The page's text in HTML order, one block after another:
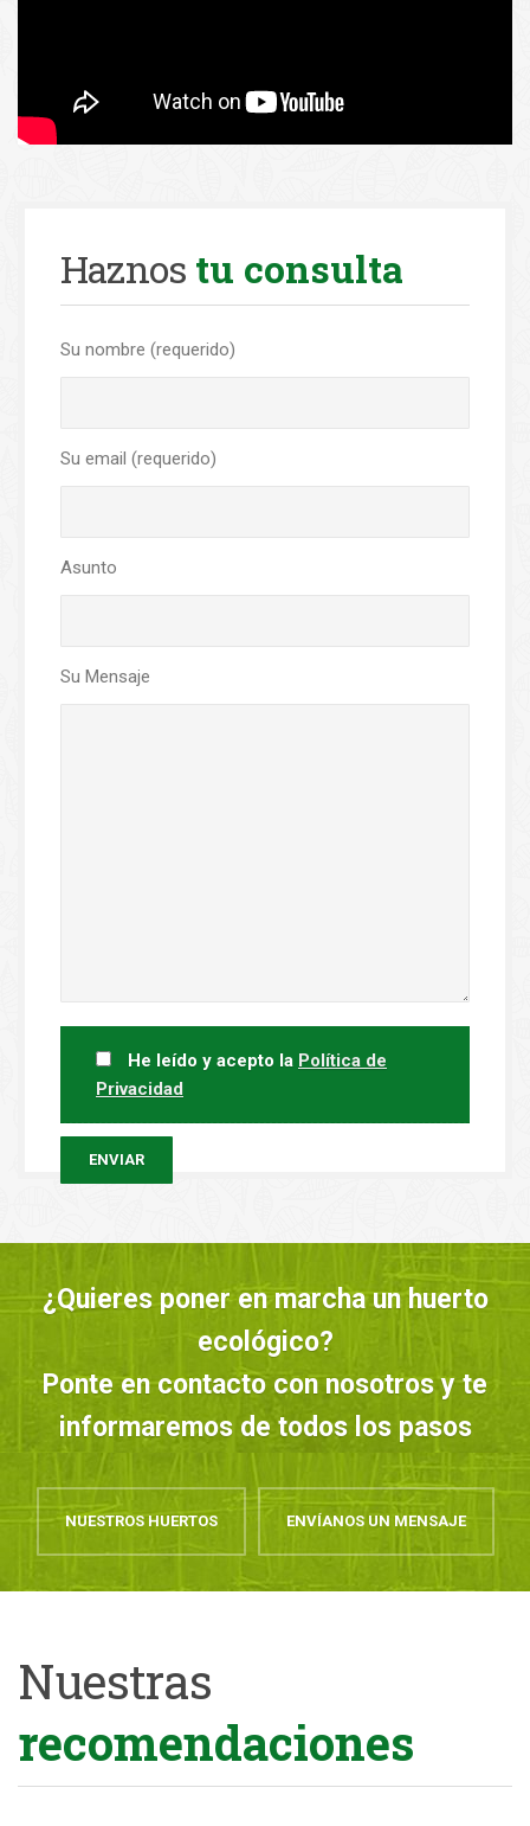
Haznos tu consulta
Su nombre (requerido)
Su email (requerido)
Asunto
Su Mensaje
He leído y acepto la Política de
Privacidad
¿Quieres poner en marcha un huerto
ecológico?
Ponte en contacto con nosotros y te
informaremos de todos los pasos
NUESTROS HUERTOS ENVÍANOS UN MENSAJE
Nuestras
recomendaciones